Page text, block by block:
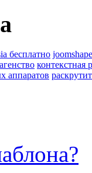
бесплатно
контекстная
аппаратов